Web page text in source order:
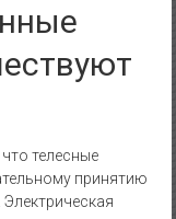
телесные
принятию